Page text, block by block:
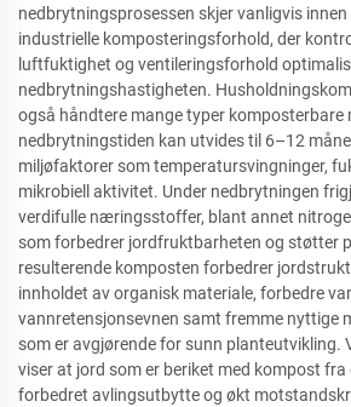
nedbrytningsprosessen skjer vanligvis
industrielle komposteringsforhold, der
luftfuktighet og ventileringsforhold
nedbrytningshastigheten.
også håndtere mange typer komposterbare
nedbrytningstiden kan utvides til 6–12
miljøfaktorer som temperatursvingninger,
mikrobiell aktivitet. Under nedbrytningen
verdifulle næringsstoffer, blant annet
som forbedrer jordfruktbarheten og støtter
resulterende komposten forbedrer
innholdet av organisk materiale, forbedre
vannretensjonsevnen samt fremme nyttige
som er avgjørende for sunn planteutvikling.
viser at jord som er beriket med kompost fra
forbedret avlingsutbytte og økt